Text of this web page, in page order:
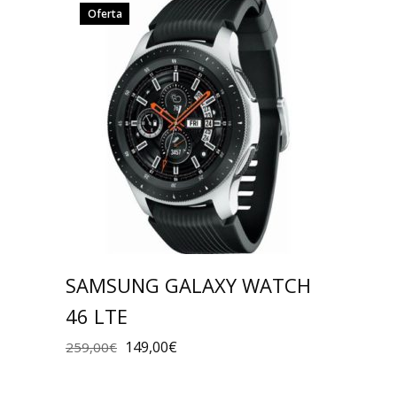
Oferta
SAMSUNG GALAXY WATCH
46 LTE
259,00€ 149,00€